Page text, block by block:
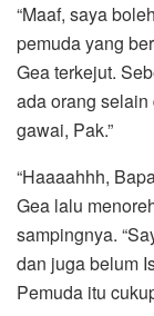
“Maaf, saya
pemuda yang
Gea terkejut.
ada orang selain
gawai, Pak.”
“Haaaahhh,
Gea lalu
sampingnya.
dan juga belum
Pemuda itu